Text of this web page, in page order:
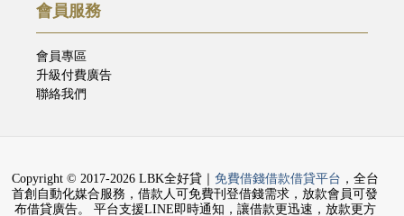
會員服務
會員專區
升級付費廣告
聯絡我們
Copyright © 2017-2026 LBK全好貸｜ 免費借錢借款借貸平台 ，全台
首創自動化媒合服務，借款人可免費刊登借錢需求，放款會員可發
布借貸廣告。 平台支援LINE即時通知，讓借款更迅速，放款更方